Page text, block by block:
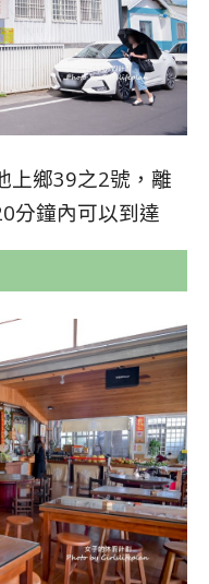
上鄉39之2號，離
分鐘內可以到達